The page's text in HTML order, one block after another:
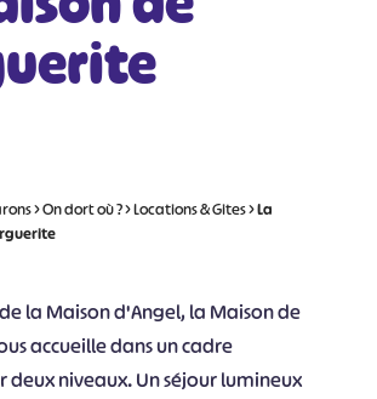
>On dort où ?>Locations & Gites>La
la Maison d'Angel, la Maison de
accueille dans un cadre
deux niveaux. Un séjour lumineux